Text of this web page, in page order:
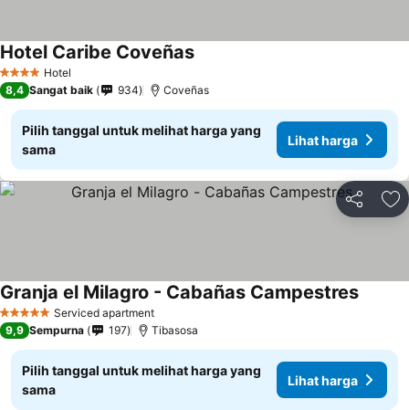
4 BintangHotel
Hotel Caribe Coveñas
8,4 Sangat baik 934 Coveñas
Pilih tanggal untuk melihat harga yang
sama
Lihat harga
Bagikan
5 Bintang Serviced apartment
Granja el Milagro - Cabañas Campestres
9,9 Sempurna 197 Tibasosa
Pilih tanggal untuk melihat harga yang
sama
Lihat harga